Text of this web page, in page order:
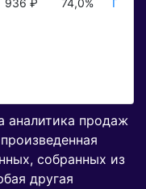
936 ₽ 74,0%
аналитика продаж
собранных из
другая